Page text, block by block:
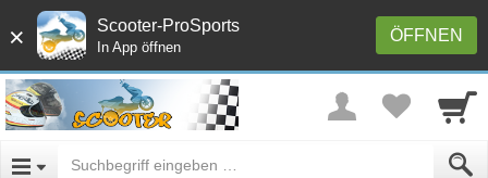
× ÖFFNEN
Scooter-ProSports
In App öffnen